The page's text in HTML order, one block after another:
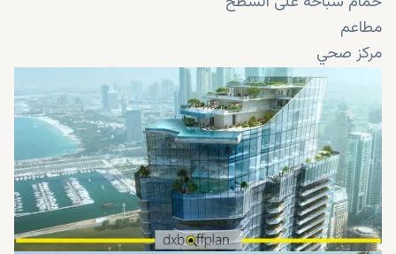
مطاعم
مركز صحي
منطقة لعب للأطفال
أمن وكاميرات مراقبة على مدار 24 ساعة
مصاعد عالية السرعة
محطات شحن السيارات الكهربائية
استقبال للضيوف